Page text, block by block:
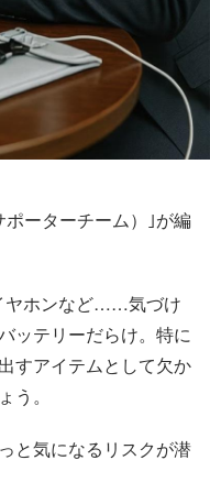
ーターチーム）｣が編
ヤホンなど……気づけ
ッテリーだらけ。特に
すアイテムとして欠か
。
と気になるリスクが潜